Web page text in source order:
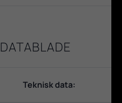
DATABLADE
Teknisk data: